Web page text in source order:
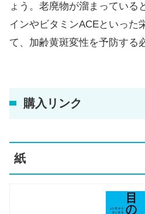
ょう。老廃物が溜まっている
インやビタミンACEといった
て、加齢黄斑変性を予防する
購入リンク
紙